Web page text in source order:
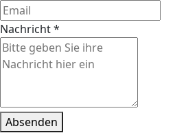
Nachricht*
Absenden